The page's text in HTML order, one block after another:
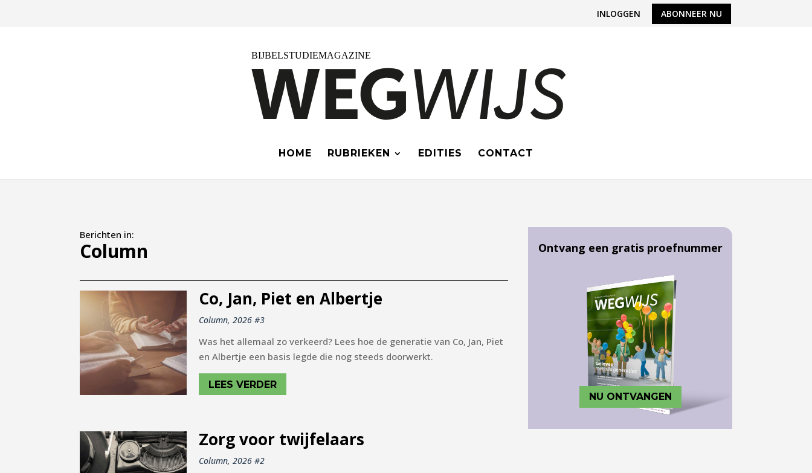
INLOGGEN ABONNEER NU
HOME RUBRIEKEN EDITIES CONTACT
Berichten in:
Column
Co, Jan, Piet en Albertje
Column, 2026 #3
Was het allemaal zo verkeerd? Lees hoe de generatie van Co, Jan, Piet
en Albertje een basis legde die nog steeds doorwerkt.
LEES VERDER
Zorg voor twijfelaars
Column, 2026 #2
Ontvang een gratis proefnummer
NU ONTVANGEN